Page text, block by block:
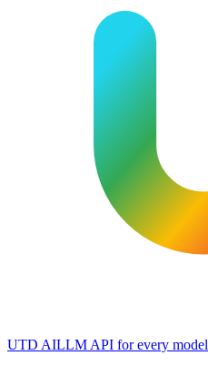
UTD AILLM API for every model